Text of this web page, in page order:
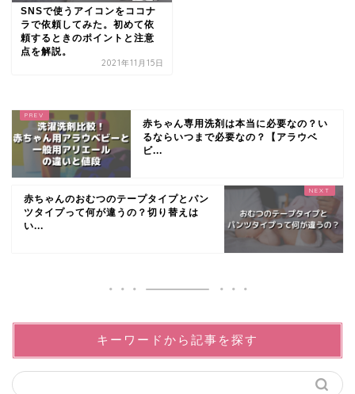
SNSで使うアイコンをココナ
ラで依頼してみた。初めて依
頼するときのポイントと注意
点を解説。
2021年11月15日
赤ちゃん専用洗剤は本当に必要なの？い
るならいつまで必要なの？【アラウベ
ビ...
赤ちゃんのおむつのテープタイプとパン
ツタイプって何が違うの？切り替えは
い...
キーワードから記事を探す